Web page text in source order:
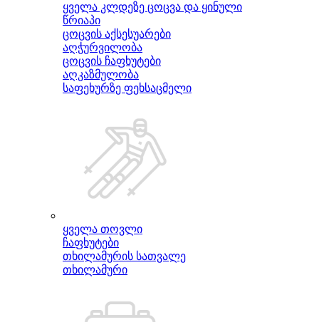
ყველა კლდეზე ცოცვა და ყინული
წრიაპი
ცოცვის აქსესუარები
აღჭურვილობა
ცოცვის ჩაფხუტები
აღკაზმულობა
საფეხურზე ფეხსაცმელი
ყველა თოვლი
ჩაფხუტები
თხილამურის სათვალე
თხილამური